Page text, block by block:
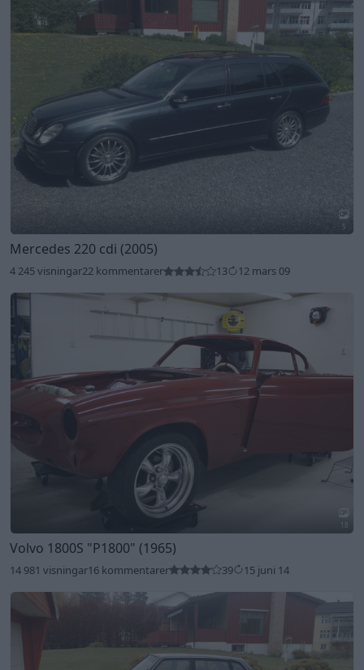
5
Mercedes 220 cdi (2005)
4 245 visningar22 kommentarer 13 12 mars 09
18
Volvo 1800S "P1800" (1965)
14 981 visningar16 kommentarer 39 15 juni 14